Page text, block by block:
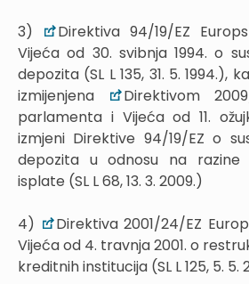
3)
Direktiva 94/19/EZ
Vijeća od 30. svibnja 1994. o
depozita (SL L 135, 31. 5. 1994.),
izmijenjena
Direktivom
parlamenta i Vijeća od 11.
izmjeni Direktive 94/19/EZ o
depozita u odnosu na
isplate (SL L 68, 13. 3. 2009.)
4)
Direktiva 2001/24/EZ
Vijeća od 4. travnja 2001. o
kreditnih institucija (SL L 125, 5. 5.